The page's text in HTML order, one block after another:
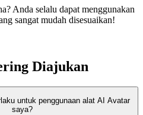
Anda selalu dapat menggunakan
sangat mudah disesuaikan!
Diajukan
untuk penggunaan alat AI Avatar
saya?